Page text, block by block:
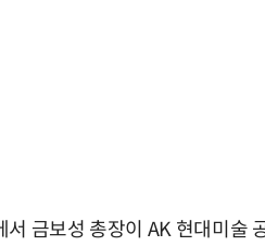
금보성 총장이 AK 현대미술